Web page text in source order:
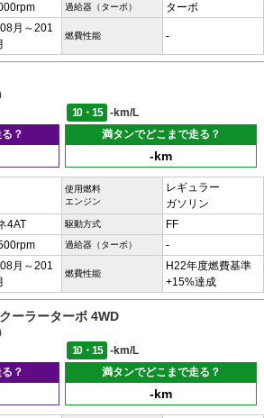
過給器（ターボ） ターボ
月～201
燃費性能 -
10・15
-km/L
？
満タンでどこまで走る？
-km
使用燃料
エンジン
レギュラー
ガソリン
4AT 駆動方式 FF
過給器（ターボ） -
月～201
燃費性能
H22年度燃費基準
+15%達成
ーラーターボ 4WD
10・15
-km/L
？
満タンでどこまで走る？
-km